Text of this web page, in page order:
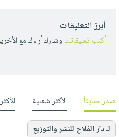
أبرز التعليقات
أكتب تعليقاتك وشارك أراءك مع
صدر حديثاً الأكثر شعبية
لـ دار الفلاح للنشر والتوزيع